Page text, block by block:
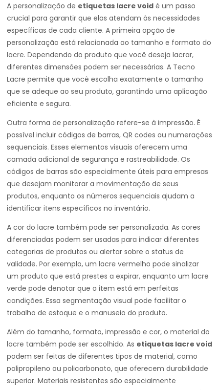
A personalização de etiquetas lacre void é um passo
crucial para garantir que elas atendam às necessidades
específicas de cada cliente. A primeira opção de
personalização está relacionada ao tamanho e formato do
lacre. Dependendo do produto que você deseja lacrar,
diferentes dimensões podem ser necessárias. A Tecno
Lacre permite que você escolha exatamente o tamanho
que se adeque ao seu produto, garantindo uma aplicação
eficiente e segura.
Outra forma de personalização refere-se à impressão. É
possível incluir códigos de barras, QR codes ou numerações
sequenciais. Esses elementos visuais oferecem uma
camada adicional de segurança e rastreabilidade. Os
códigos de barras são especialmente úteis para empresas
que desejam monitorar a movimentação de seus
produtos, enquanto os números sequenciais ajudam a
identificar itens específicos no inventário.
A cor do lacre também pode ser personalizada. As cores
diferenciadas podem ser usadas para indicar diferentes
categorias de produtos ou alertar sobre o status de
validade. Por exemplo, um lacre vermelho pode sinalizar
um produto que está prestes a expirar, enquanto um lacre
verde pode denotar que o item está em perfeitas
condições. Essa segmentação visual pode facilitar o
trabalho de estoque e o manuseio do produto.
Além do tamanho, formato, impressão e cor, o material do
lacre também pode ser escolhido. As etiquetas lacre void
podem ser feitas de diferentes tipos de material, como
polipropileno ou policarbonato, que oferecem durabilidade
superior. Materiais resistentes são especialmente